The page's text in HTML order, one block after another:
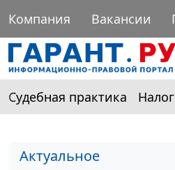
Компания Вакансии
Судебная практика
Актуальное